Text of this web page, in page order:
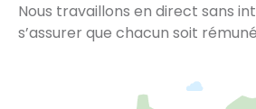
Nous travaillons en direct sans
s’assurer que chacun soit